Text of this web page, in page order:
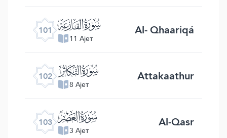
101 ﰒ
11 Ајет Al- Qhaariqá
102 ﰓ
8 Ајет Attakaathur
103 ﰔ
3 Ајет Al-Qasr